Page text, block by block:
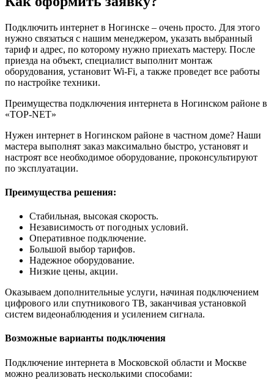
Подключить интернет в Ногинске – очень просто. Для этого
нужно связаться с нашим менеджером, указать выбранный
тариф и адрес, по которому нужно приехать мастеру. После
приезда на объект, специалист выполнит монтаж
оборудования, установит Wi-Fi, а также проведет все работы
по настройке техники.
Преимущества подключения интернета в Ногинском районе в
«TOP-NET»
Нужен интернет в Ногинском районе в частном доме? Наши
мастера выполнят заказ максимально быстро, установят и
настроят все необходимое оборудование, проконсультируют
по эксплуатации.
Преимущества решения:
Стабильная, высокая скорость.
Независимость от погодных условий.
Оперативное подключение.
Большой выбор тарифов.
Надежное оборудование.
Низкие цены, акции.
Оказываем дополнительные услуги, начиная подключением
цифрового или спутникового ТВ, заканчивая установкой
систем видеонаблюдения и усилением сигнала.
Возможные варианты подключения
Подключение интернета в Московской области и Москве
можно реализовать несколькими способами: